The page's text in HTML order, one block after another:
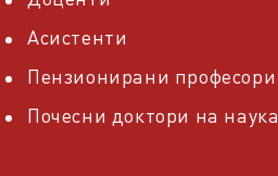
Асистенти
Пензионирани професори
Почесни доктори на наука